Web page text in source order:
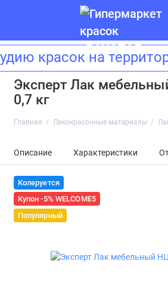
красок на
Эксперт Лак
0,7 кг
Главная Лакокрасочные материалы
Описание Характеристики
Колеруется
Купон -5% WELCOME5
Популярный